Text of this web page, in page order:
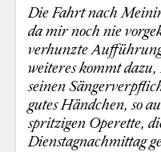
Die Fahrt nach
da mir noch nie
verhunzte
weiteres kommt
seinen
gutes Händchen, so
spritzigen Operette,
Dienstagnachmittag